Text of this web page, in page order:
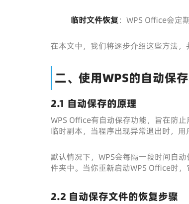
临时文件恢复：WPS Office会定
在本文中，我们将逐步介绍这些方法，
二、使用WPS的自动保
2.1 自动保存的原理
WPS Office有自动保存功能，旨在防
临时副本，当程序出现异常退出时，
默认情况下，WPS会每隔一段时间自
件夹中。当你重新启动WPS Office时
2.2 自动保存文件的恢复步骤